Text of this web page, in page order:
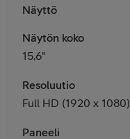
Näyttö
Näytön koko
15,6"
Resoluutio
Full HD (1920 x 1080)
Paneeli